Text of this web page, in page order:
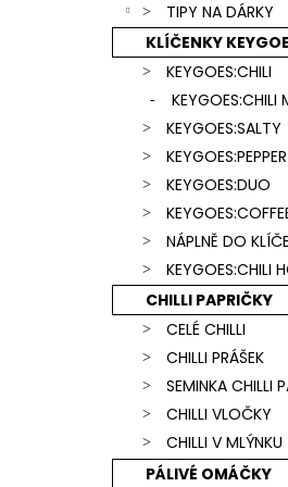
TIPY NA DÁRKY
KLÍČENKY
KEYGOES:CHILI
KEYGOES:CHILI
KEYGOES:SALTY
KEYGOES:PEPPER
KEYGOES:DUO
NÁPLNĚ DO
KEYGOES:CHILI
CHILLI PAPRIČKY
CELÉ CHILLI
CHILLI PRÁŠEK
SEMINKA CHILLI
CHILLI VLOČKY
CHILLI V MLÝNKU
PÁLIVÉ OMÁČKY
ČERVENÁ KLÍČENKA
739 Kč